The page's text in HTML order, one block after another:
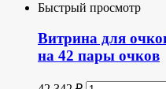
Быстрый просмотр
Витрина для
на 42 пары очков